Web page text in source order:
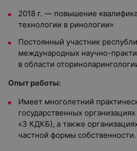
2018 г. — повышение
технологии в ринологии»
Постоянный участник
международных научно-
в области
Опыт работы:
Имеет многолетний
государственных
«3 КДКБ), а также
частной формы собственности.